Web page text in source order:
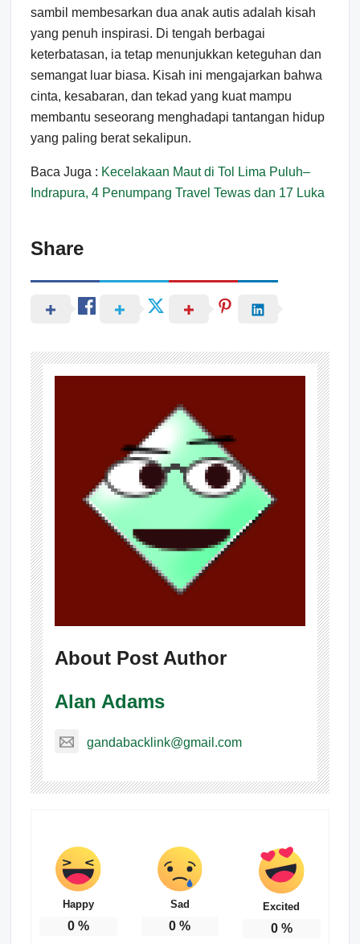
sambil membesarkan dua anak autis adalah kisah
yang penuh inspirasi. Di tengah berbagai
keterbatasan, ia tetap menunjukkan keteguhan dan
semangat luar biasa. Kisah ini mengajarkan bahwa
cinta, kesabaran, dan tekad yang kuat mampu
membantu seseorang menghadapi tantangan hidup
yang paling berat sekalipun.
Baca Juga : Kecelakaan Maut di Tol Lima Puluh–
Indrapura, 4 Penumpang Travel Tewas dan 17 Luka
Share
About Post Author
Alan Adams
gandabacklink@gmail.com
Happy
0 %
Sad
0 %
Excited
0%